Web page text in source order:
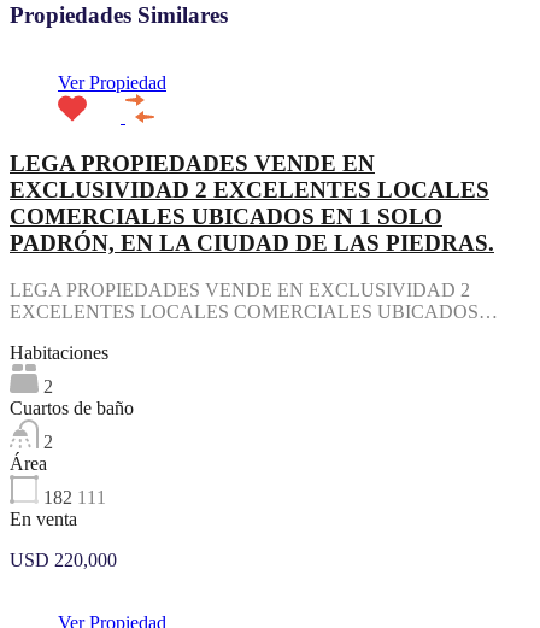
Propiedades Similares
Ver Propiedad
LEGA PROPIEDADES VENDE EN
EXCLUSIVIDAD 2 EXCELENTES LOCALES
COMERCIALES UBICADOS EN 1 SOLO
PADRÓN, EN LA CIUDAD DE LAS PIEDRAS.
LEGA PROPIEDADES VENDE EN EXCLUSIVIDAD 2
EXCELENTES LOCALES COMERCIALES UBICADOS…
Habitaciones
2
Cuartos de baño
2
Área
182 111
En venta
USD 220,000
Ver Propiedad